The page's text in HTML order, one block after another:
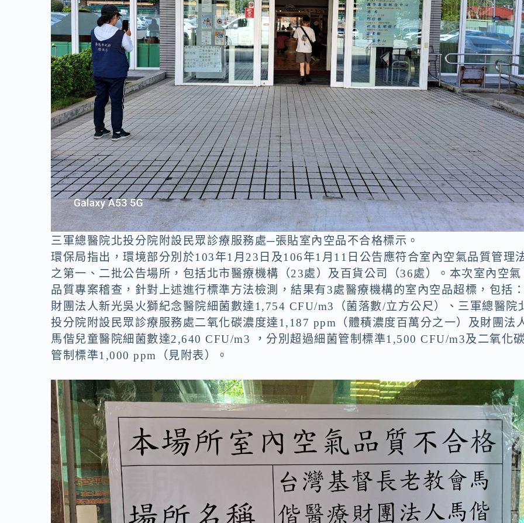
三軍總醫院北投分院附設民眾診療服務處─張貼室內空品不合格標示。
環保局指出，環境部分別於103年1月23日及106年1月11日公告應符合室內空氣品質管理
之第一、二批公告場所，包括北市醫療機構（23處）及百貨公司（36處）。本次室內空氣
品質專案稽查，針對上述進行標準方法檢測，結果有3處醫療機構的室內空品超標，包括
財團法人新光吳火獅紀念醫院細菌數達1,754 CFU/m3（菌落數/立方公尺）、三軍總醫院
投分院附設民眾診療服務處二氧化碳濃度達1,187 ppm（體積濃度百萬分之一）及財團法
馬偕兒童醫院細菌數達2,640 CFU/m3 ，分別超過細菌管制標準1,500 CFU/m3及二氧化
管制標準1,000 ppm（見附表）。